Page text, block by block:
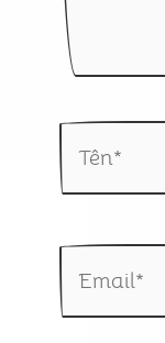
Email*